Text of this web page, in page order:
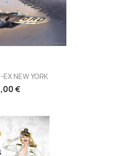
NEW YORK
€